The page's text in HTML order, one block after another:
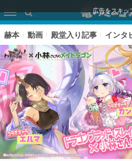
広告をスキッ
赫本 動画 殿堂入り記事 インタ